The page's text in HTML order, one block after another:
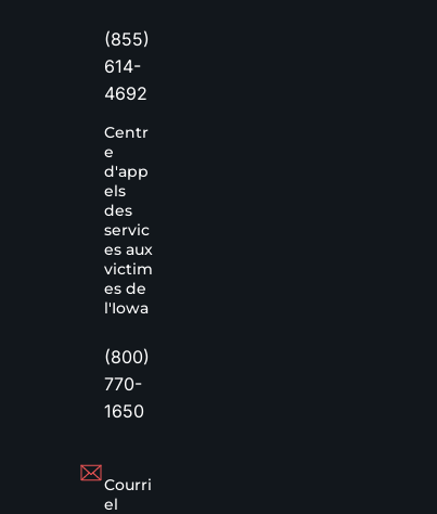
(855)
614-
4692
Centr
e
d'app
els
des
servic
es aux
victim
es de
l'Iowa
(800)
770-
1650
Courri
el